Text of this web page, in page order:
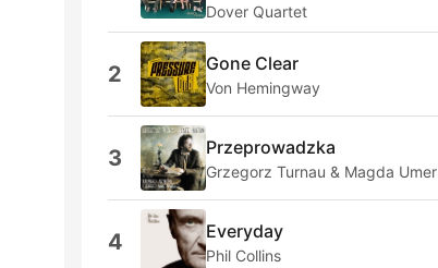
Dover Quartet
2 Gone Clear
Von Hemingway
3 Przeprowadzka
Grzegorz Turnau & Magda Umer
4 Everyday
Phil Collins